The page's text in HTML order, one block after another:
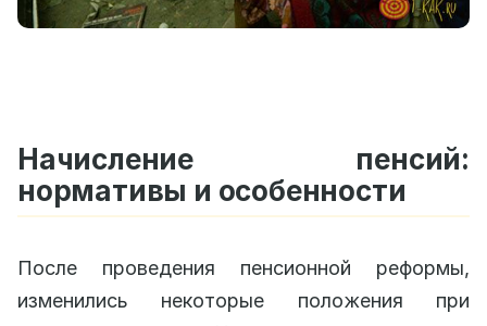
Начисление пенсий:
нормативы и особенности
После проведения пенсионной реформы,
изменились некоторые положения при